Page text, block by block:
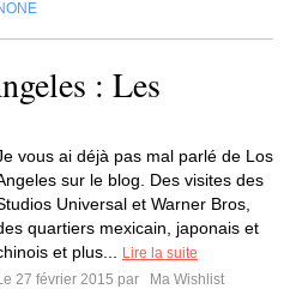
: Les
vous ai déjà pas mal parlé de Los
sur le blog. Des visites des
Universal et Warner Bros,
quartiers mexicain, japonais et
et plus...
Lire la suite
27 février 2015 par
Ma Wishlist